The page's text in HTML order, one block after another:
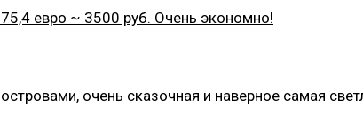
евро ~ 3500 руб. Очень экономно!
очень сказочная и наверное самая